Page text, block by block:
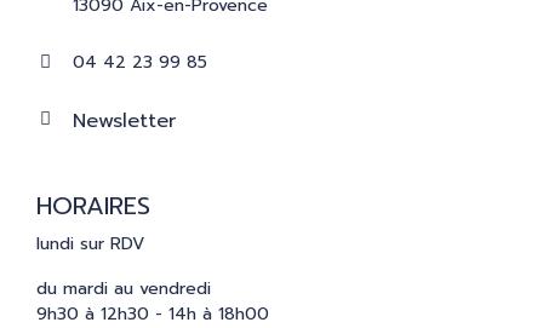
13090 Aix-en-Provence
04 42 23 99 85
Newsletter
HORAIRES
lundi sur RDV
du mardi au vendredi
9h30 à 12h30 - 14h à 18h00